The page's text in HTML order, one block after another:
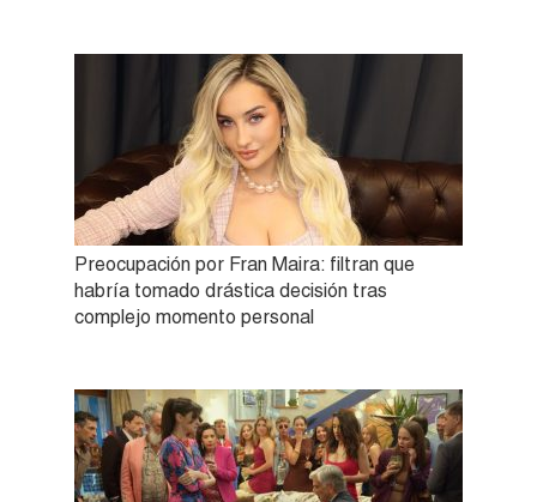
Preocupación por Fran Maira: filtran que
habría tomado drástica decisión tras
complejo momento personal